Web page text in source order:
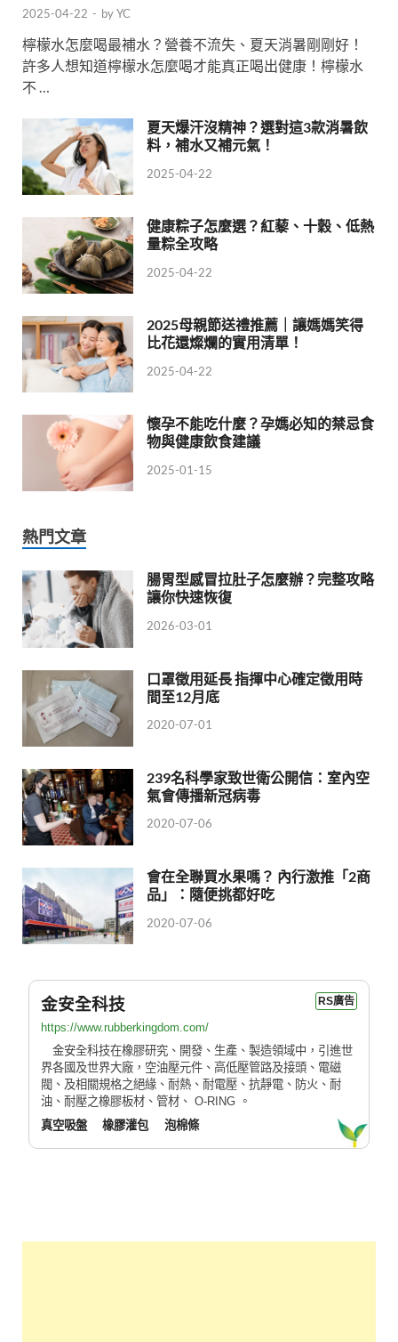
2025-04-22 - byYC
檸檬水怎麼喝最補水？營養不流失、夏天消暑剛剛好！
許多人想知道檸檬水怎麼喝才能真正喝出健康！檸檬水
不 …
夏天爆汗沒精神？選對這3款消暑飲
料，補水又補元氣！
2025-04-22
健康粽子怎麼選？紅藜、十穀、低熱
量粽全攻略
2025-04-22
2025母親節送禮推薦｜讓媽媽笑得
比花還燦爛的實用清單！
2025-04-22
懷孕不能吃什麼？孕媽必知的禁忌食
物與健康飲食建議
2025-01-15
熱門文章
腸胃型感冒拉肚子怎麼辦？完整攻略
讓你快速恢復
2026-03-01
口罩徵用延長 指揮中心確定徵用時
間至12月底
2020-07-01
239名科學家致世衛公開信：室內空
氣會傳播新冠病毒
2020-07-06
會在全聯買水果嗎？ 內行激推「2商
品」：隨便挑都好吃
2020-07-06
金安全科技 RS廣告
https://www.rubberkingdom.com/
金安全科技在橡膠研究、開發、生產、製造領域中，引進世
界各國及世界大廠，空油壓元件、高低壓管路及接頭、電磁
閥、及相關規格之絕緣、耐熱、耐電壓、抗靜電、防火、耐
油、耐壓之橡膠板材、管材、 O-RING 。
真空吸盤
橡膠灌包 泡棉條